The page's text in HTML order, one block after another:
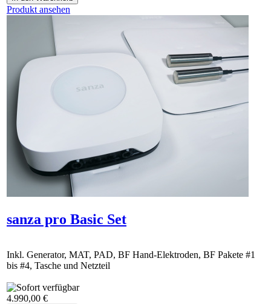
Produkt ansehen
sanza pro Basic Set
Inkl. Generator, MAT, PAD, BF Hand-Elektroden, BF Pakete #1
bis #4, Tasche und Netzteil
4.990,00 €